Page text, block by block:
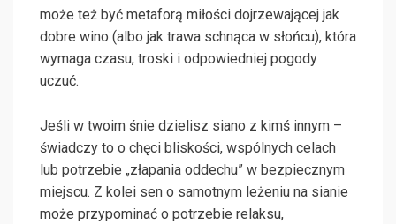
może też być metaforą miłości dojrzewającej jak
dobre wino (albo jak trawa schnąca w słońcu), która
wymaga czasu, troski i odpowiedniej pogody
uczuć.
Jeśli w twoim śnie dzielisz siano z kimś innym –
świadczy to o chęci bliskości, wspólnych celach
lub potrzebie „złapania oddechu” w bezpiecznym
miejscu. Z kolei sen o samotnym leżeniu na sianie
może przypominać o potrzebie relaksu,